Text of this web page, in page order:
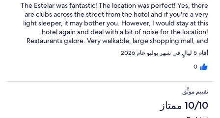
The Estelar was fantastic! The location was perfect! Yes, there
are clubs across the street from the hotel and if you're a very
light sleeper, it may bother you. However, I would stay at this
hotel again and deal with a bit of noise for the location!
Restaurants galore. Very walkable, large shopping mall, and
quite vibrant. The breakfast was plentiful and the staff were
very kind and accommodating. And the gym was clean, fresh,
modern, and had EVERYTHING you need to remain active on
Estelar!
أقام 5 ليالٍ في شهر يوليو عام 2026
0
تقييم موثَّق
10/10 ممتاز